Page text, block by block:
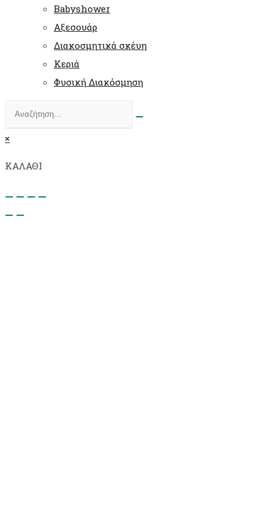
Babyshower
Αξεσουάρ
Διακοσμητικά σκέυη
Κεριά
Φυσική Διακόσμηση
×
ΚΑΛΑΘΙ